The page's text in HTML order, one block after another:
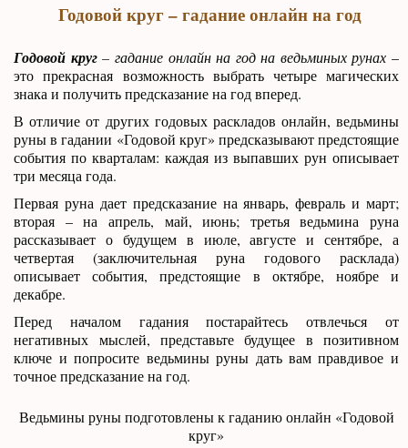
Годовой круг – гадание онлайн на год
Годовой круг– гадание онлайн на год на ведьминых рунах –
это прекрасная возможность выбрать четыре магических
знака и получить предсказание на год вперед.
В отличие от других годовых раскладов онлайн, ведьмины
руны в гадании «Годовой круг» предсказывают предстоящие
события по кварталам: каждая из выпавших рун описывает
три месяца года.
Первая руна дает предсказание на январь, февраль и март;
вторая – на апрель, май, июнь; третья ведьмина руна
рассказывает о будущем в июле, августе и сентябре, а
четвертая (заключительная руна годового расклада)
описывает события, предстоящие в октябре, ноябре и
декабре.
Перед началом гадания постарайтесь отвлечься от
негативных мыслей, представьте будущее в позитивном
ключе и попросите ведьмины руны дать вам правдивое и
точное предсказание на год.
Ведьмины руны подготовлены к гаданию онлайн «Годовой
круг»